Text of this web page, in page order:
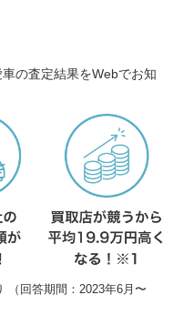
の査定結果をWebでお知
（回答期間：2023年6月〜